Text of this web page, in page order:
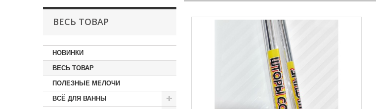
ВЕСЬ ТОВАР
НОВИНКИ
ВЕСЬ ТОВАР
ПОЛЕЗНЫЕ МЕЛОЧИ
ВСЁ ДЛЯ ВАННЫ